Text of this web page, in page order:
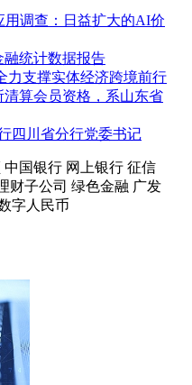
用调查：日益扩大的AI价
融统计数据报告
力支撑实体经济跨境前行
算会员资格，系山东省
四川省分行党委书记
中国银行 网上银行 征信
财子公司 绿色金融 广发
字人民币